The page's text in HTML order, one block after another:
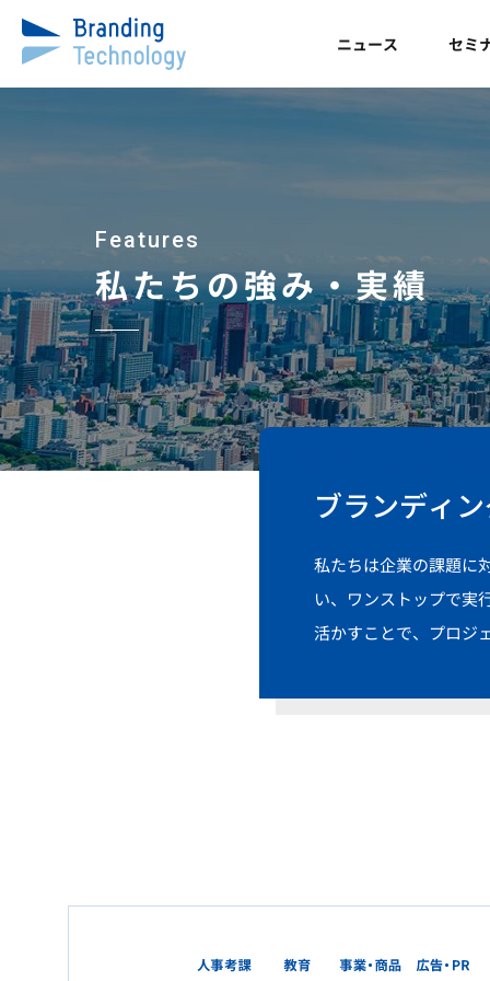
ニュース セミ
Features
私たちの強み・実績
ブランディ
私たちは企業の課題に
い、ワンストップで実
活かすことで、プロジ